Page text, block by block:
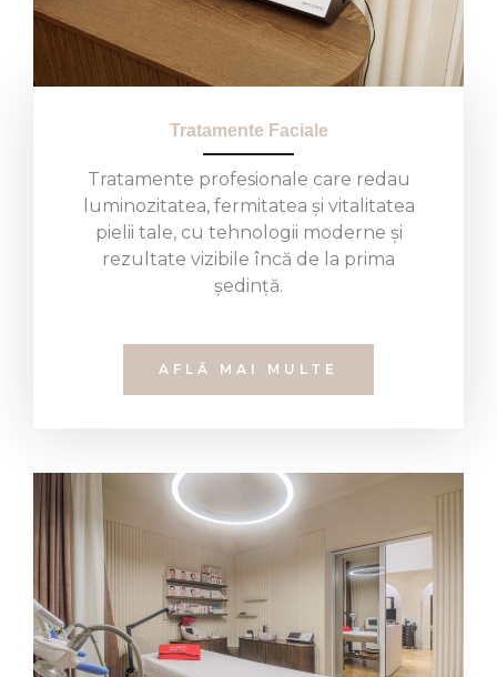
Tratamente Faciale
Tratamente profesionale care redau
luminozitatea, fermitatea și vitalitatea
pielii tale, cu tehnologii moderne și
rezultate vizibile încă de la prima
ședință.
AFLĂ MAI MULTE